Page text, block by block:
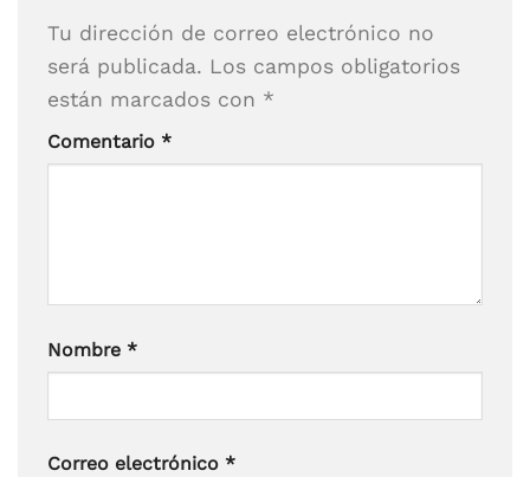
Tu dirección de correo electrónico no
será publicada. Los campos obligatorios
están marcados con *
Comentario *
Nombre *
Correo electrónico *